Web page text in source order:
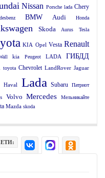
Nissan Porsche lada Chery
BMW Audi Honda
Skoda Aurus Tesla
KIA Opel Vesta Renault
kia Peugeot LADA ГИБДД
toyota Chevrolet LandRover Jaguar
Haval Lada Subaru Патриот
Volvo Mercedes Мельникайте
Mazda skoda